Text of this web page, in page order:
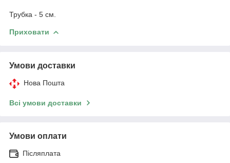
Трубка - 5 см.
Приховати
Умови доставки
Нова Пошта
Всі умови доставки
Умови оплати
Післяплата